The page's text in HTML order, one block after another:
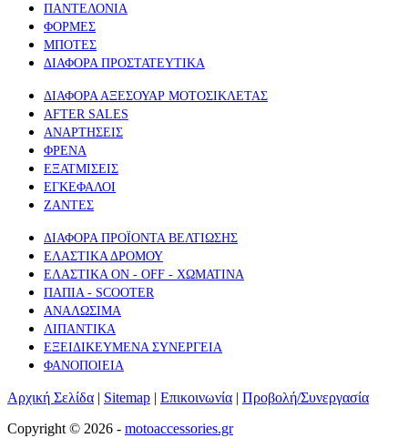
ΠΑΝΤΕΛΟΝΙΑ
ΦΟΡΜΕΣ
ΜΠΟΤΕΣ
ΔΙΑΦΟΡΑ ΠΡΟΣΤΑΤΕΥΤΙΚΑ
ΔΙΑΦΟΡΑ ΑΞΕΣΟΥΑΡ ΜΟΤΟΣΙΚΛΕΤΑΣ
AFTER SALES
ΑΝΑΡΤΗΣΕΙΣ
ΦΡΕΝΑ
ΕΞΑΤΜΙΣΕΙΣ
ΕΓΚΕΦΑΛΟΙ
ΖΑΝΤΕΣ
ΔΙΑΦΟΡΑ ΠΡΟΪΟΝΤΑ ΒΕΛΤΙΩΣΗΣ
ΕΛΑΣΤΙΚΑ ΔΡΟΜΟΥ
ΕΛΑΣΤΙΚΑ ON - OFF - ΧΩΜΑΤΙΝΑ
ΠΑΠΙΑ - SCOOTER
ΑΝΑΛΩΣΙΜΑ
ΛΙΠΑΝΤΙΚΑ
ΕΞΕΙΔΙΚΕΥΜΕΝΑ ΣΥΝΕΡΓΕΙΑ
ΦΑΝΟΠΟΙΕΙΑ
Αρχική Σελίδα | Sitemap | Επικοινωνία | Προβολή/Συνεργασία
Copyright © 2026 - motoaccessories.gr